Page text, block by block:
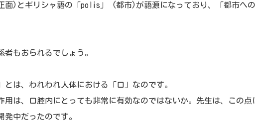
面)とギリシャ語の「polis」 (都市)が語源になっており、「都市へ
もおられるでしょう。
は、われわれ人体における「口」なのです。
は、口腔内にとっても非常に有効なのではないか。先生は、この点
中だったのです。